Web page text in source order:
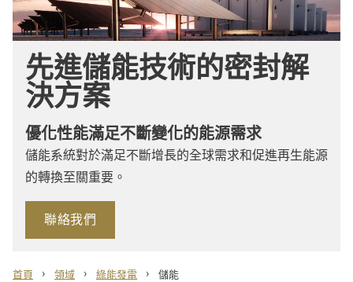
先進儲能技術的密封解
決方案
優化性能滿足不斷變化的能源需求
儲能系統對於滿足不斷增長的全球需求和促進再生能源
的轉換至關重要。
聯絡我們
首頁 › 領域 › 綠能發電 › 儲能